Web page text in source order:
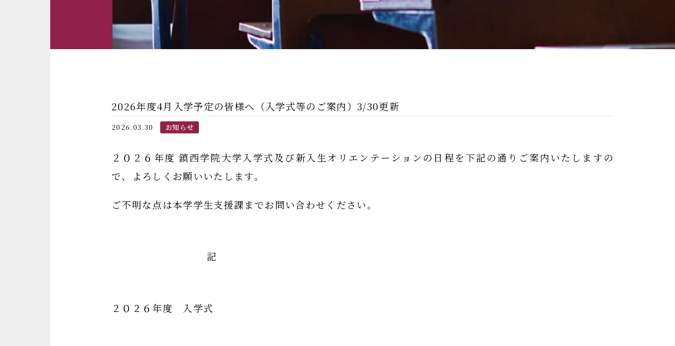
2026年度4月入学予定の皆様へ（入学式等のご案内）3/30更新
2026.03.30 お知らせ
２０２６年度 鎮西学院大学入学式及び新入生オリエンテーションの日程を下記の通りご案内いたしますの
で、よろしくお願いいたします。
ご不明な点は本学学生支援課までお問い合わせください。
記
２０２６年度 入学式